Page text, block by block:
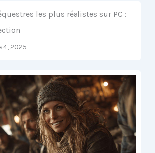
les plus réalistes sur PC :
4, 2025